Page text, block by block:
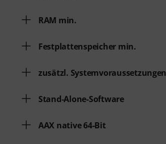
RAM min.
Festplattenspeicher min.
zusätzl. Systemvoraussetzungen
Stand-Alone-Software
AAX native 64-Bit